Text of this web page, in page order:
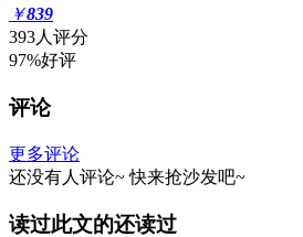
￥839
393人评分
97%好评
评论
更多评论
还没有人评论~ 快来抢沙发吧~
读过此文的还读过